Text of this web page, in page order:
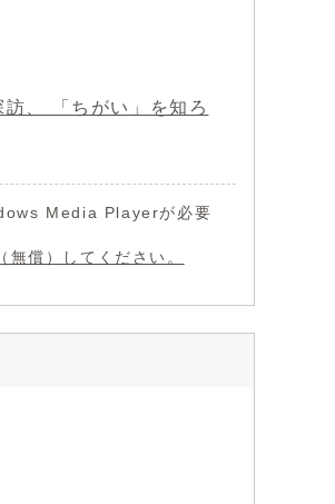
、 「ちがい」を知ろ
Media Playerが必要
償）してください。